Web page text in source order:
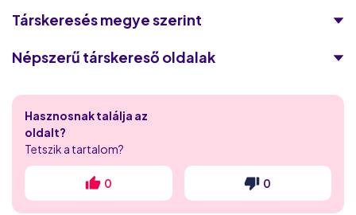
Társkeresés megye szerint
Népszerű társkereső oldalak
Victoria Milan
Flirthits
Flirt.com
iDates
Hasznosnak találja az
oldalt?
Tetszik a tartalom?
0 0